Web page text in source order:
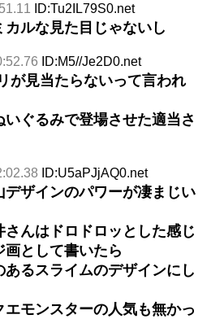
ID:Tu2IL79S0.net
カルな見た目じゃないし
ID:M5//Je2D0.net
が見当たらないって言われ
ぐるみで登場させた適当さ
ID:U5aPJjAQ0.net
デザインのパワーが凄まじい
んはドロドロッとした感じ
として書いたら
るスライムのデザインにし
モンスターの人気も無かっ